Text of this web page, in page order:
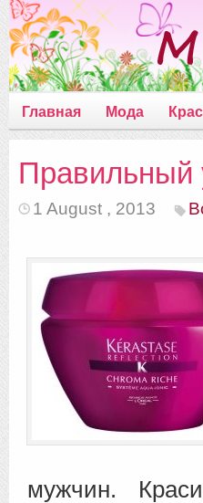
Главная Мода
Правильный
1 August , 2013
мужчин.